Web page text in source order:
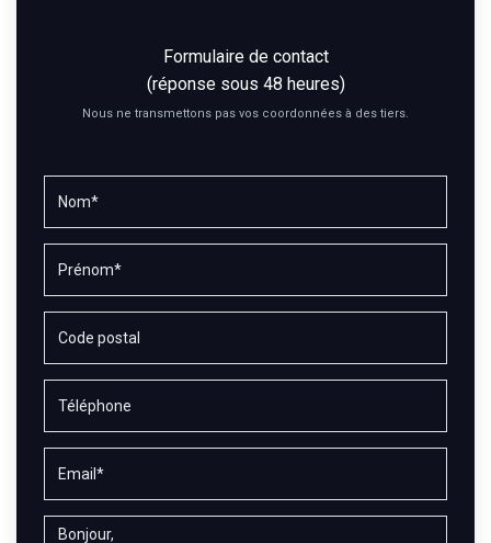
Formulaire de contact
(réponse sous 48 heures)
Nous ne transmettons pas vos coordonnées à des tiers.